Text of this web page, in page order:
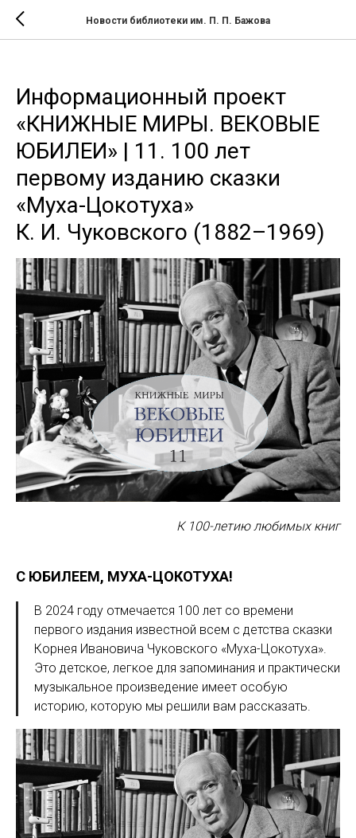
Новости библиотеки им. П. П. Бажова
Информационный проект
«КНИЖНЫЕ МИРЫ. ВЕКОВЫЕ
ЮБИЛЕИ» | 11. 100 лет
первому изданию сказки
«Муха-Цокотуха»
К. И. Чуковского (1882–1969)
К 100-летию любимых книг
С ЮБИЛЕЕМ, МУХА-ЦОКОТУХА!
В 2024 году отмечается 100 лет со времени
первого издания известной всем с детства сказки
Корнея Ивановича Чуковского «Муха-Цокотуха».
Это детское, легкое для запоминания и практически
музыкальное произведение имеет особую
историю, которую мы решили вам рассказать.